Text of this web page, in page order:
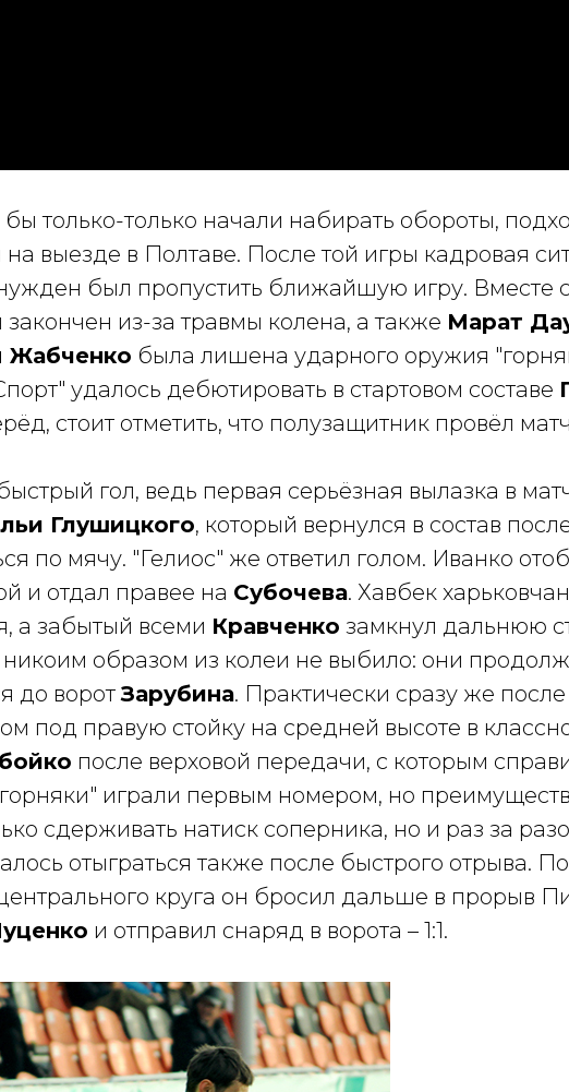
только-только начали набирать обороты,
выезде в Полтаве. После той игры кадровая
был пропустить ближайшую игру. Вместе
закончен из-за травмы колена, а также Марат
Жабченко была лишена ударного оружия
удалось дебютировать в стартовом составе
стоит отметить, что полузащитник провёл
гол, ведь первая серьёзная вылазка в
Глушицкого, который вернулся в состав
по мячу. "Гелиос" же ответил голом. Иванко
и отдал правее на Субочева. Хавбек
а забытый всеми Кравченко замкнул дальнюю
никоим образом из колеи не выбило: они
до воротЗарубина. Практически сразу же
под правую стойку на средней высоте в
после верховой передачи, с которым
играли первым номером, но
сдерживать натиск соперника, но и раз за
отыграться также после быстрого отрыва.
круга он бросил дальше в прорыв
и отправил снаряд в ворота – 1:1.